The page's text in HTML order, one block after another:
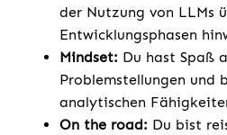
der Nutzung von LLMs
Entwicklungsphasen
Mindset: Du hast Spaß
Problemstellungen und
analytischen
On the road: Du bist